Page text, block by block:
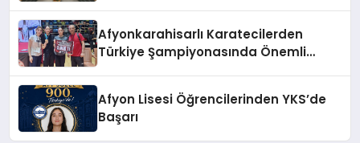
Afyonkarahisarlı Karatecilerden
Türkiye Şampiyonasında Önemli
Afyon Lisesi Öğrencilerinden YKS’de
Başarı